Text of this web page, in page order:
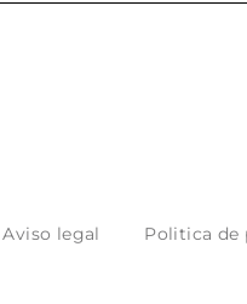
Aviso legal Politica de